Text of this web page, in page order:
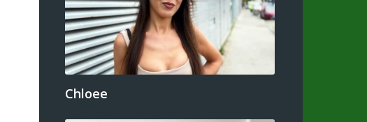
Chloee